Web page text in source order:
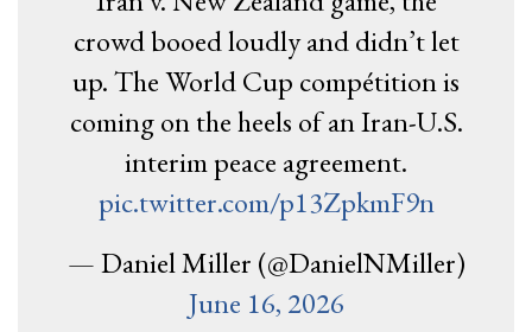
crowd booed loudly and didn’t let
up. The World Cup compétition is
coming on the heels of an Iran-U.S.
interim peace agreement.
pic.twitter.com/p13ZpkmF9n
— Daniel Miller (@DanielNMiller)
June 16, 2026